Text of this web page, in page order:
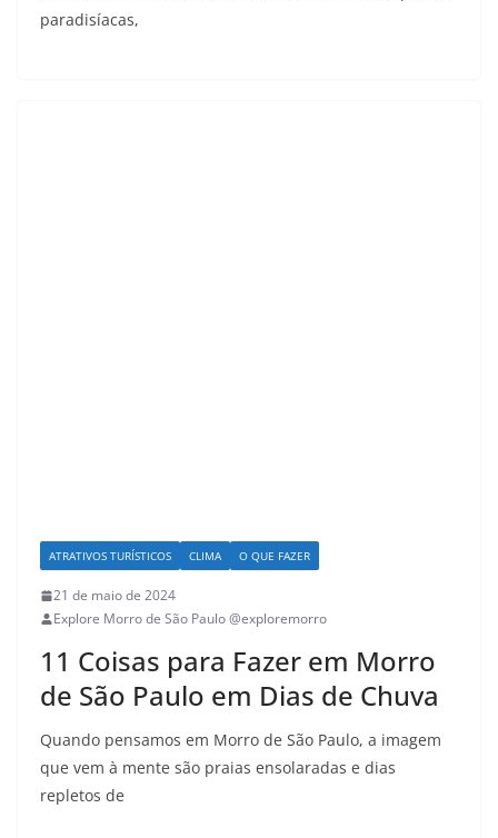
paradisíacas,
ATRATIVOS TURÍSTICOS CLIMA O QUE FAZER
21 de maio de 2024
Explore Morro de São Paulo @exploremorro
11 Coisas para Fazer em Morro
de São Paulo em Dias de Chuva
Quando pensamos em Morro de São Paulo, a imagem
que vem à mente são praias ensolaradas e dias
repletos de